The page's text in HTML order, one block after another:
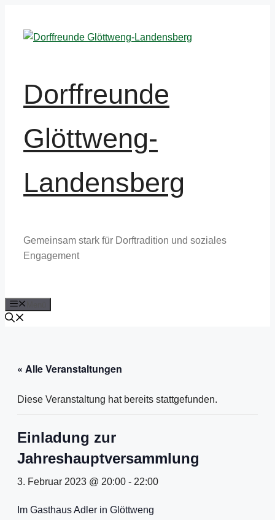
Inhalt
springen
Dorffreunde
Glöttweng-
Landensberg
Gemeinsam stark für Dorftradition und soziales
Engagement
« Alle Veranstaltungen
Diese Veranstaltung hat bereits stattgefunden.
Einladung zur
Jahreshauptversammlung
3. Februar 2023 @ 20:00 - 22:00
Im Gasthaus Adler in Glöttweng